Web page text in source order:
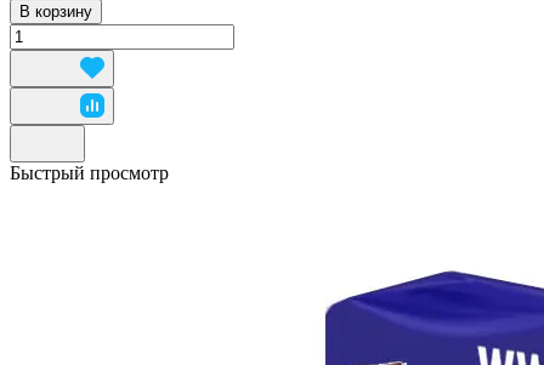
В корзину
Быстрый просмотр